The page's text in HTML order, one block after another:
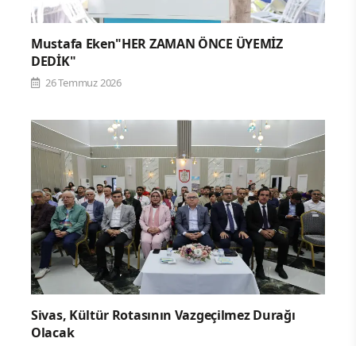
Mustafa Eken"HER ZAMAN ÖNCE ÜYEMİZ
DEDİK"
26 Temmuz 2026
Sivas, Kültür Rotasının Vazgeçilmez Durağı
Olacak